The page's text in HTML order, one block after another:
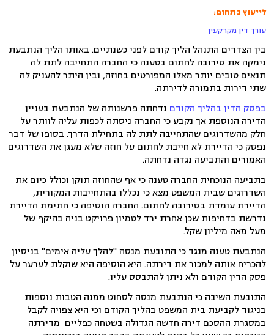
לייעוץ בתחום:
עורך דין מקרקעין
בין הצדדים התנהל הליך קודם לפני כשנתיים. באותו הליך הנתבעת
נימקה את סירובה לחתום בטענה כי החברה התחייבה לתת לה
תנאים טובים יותר מאלו המפורטים בחוזה, ובין היתר להעניק לה
שתי דירות בתמורה לדירתה.
בפסק הדין בהליך הקודם נדחתה פרשנותה של הנתבעת בעניין
הדירה הנוספת אך נקבע כי החברה ניסתה לכפות עליה לוותר על
חלק מהשדרוגים שהתחייבה לתת לה בתחילת הדרך. בסופו של דבר
נפסק כי הדיירת לא חייבת לחתום על חוזה שלא מעגן את השדרוגים
האמורים והתביעה נגדה נדחתה.
בתביעה הנוכחית החברה טענה כי אף שהחוזה תוקן וכולל כיום את
השדרוגים שבית המשפט מצא כי נכללו בהתחייבות המקורית,
הדיירת עומדת בסירובה לחתום. החברה הוסיפה כי חתימת הדיירת
נדרשת בדחיפות שכן אחרת ירד לטמיון פרויקט בניה בהיקף של
מעל מאה מיליון שקל.
הנתבעת טענה מנגד כי התובעת מנסה "להלך עליה אימים" בניסיון
להכריח אותה למכור את דירתה. היא הוסיפה היא שוקלת לערער על
פסק הדין הקודם ולא ניתן להתבסס עליו.
התובעת השיבה כי הנתבעת מנסה לסחוט ממנה הטבות נוספות
בניגוד לקביעת בית המשפט בהליך הקודם וכי היא צפויה לקבל
במסגרת ההסכם דירה חדשה הגדולה בשטחה כפליים מדירתה